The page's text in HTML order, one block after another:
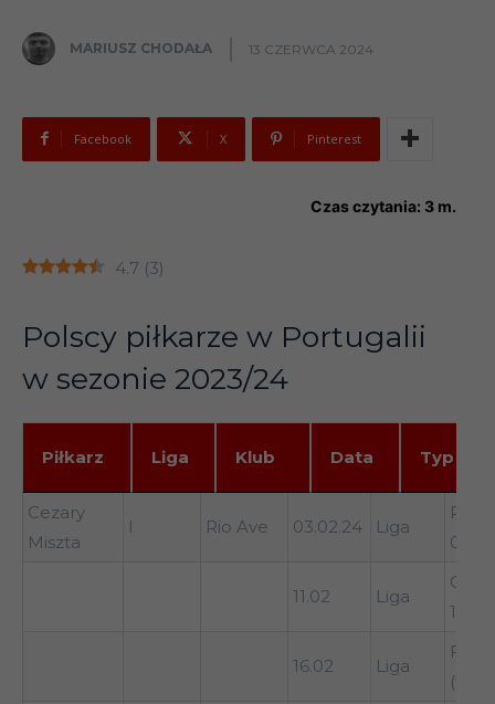
MARIUSZ CHODAŁA 13 CZERWCA 2024
Facebook X Pinterest
Czas czytania: 3 m.
4.7 (3)
Polscy piłkarze w Portugalii
w sezonie 2023/24
Piłkarz Liga Klub Data Typ
Piłkarz
Cezary
Miszta
I Rio Ave 03.02.24 Liga
0-0
11.02 Liga
1-0
16.02 Liga